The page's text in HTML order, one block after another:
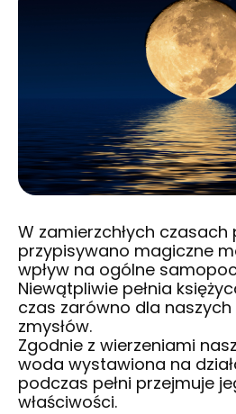
W zamierzchłych czasach
przypisywano magiczne
wpływ na ogólne
Niewątpliwie pełnia
czas zarówno dla
zmysłów.
Zgodnie z wierzeniami
woda wystawiona na
podczas pełni przejmuje
właściwości.